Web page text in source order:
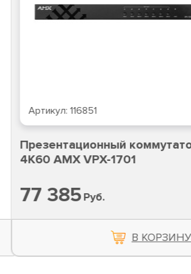
Артикул: 116851
Презентационный
4K60 AMX VPX-1701
77 385Руб.
В КОРЗИНУ